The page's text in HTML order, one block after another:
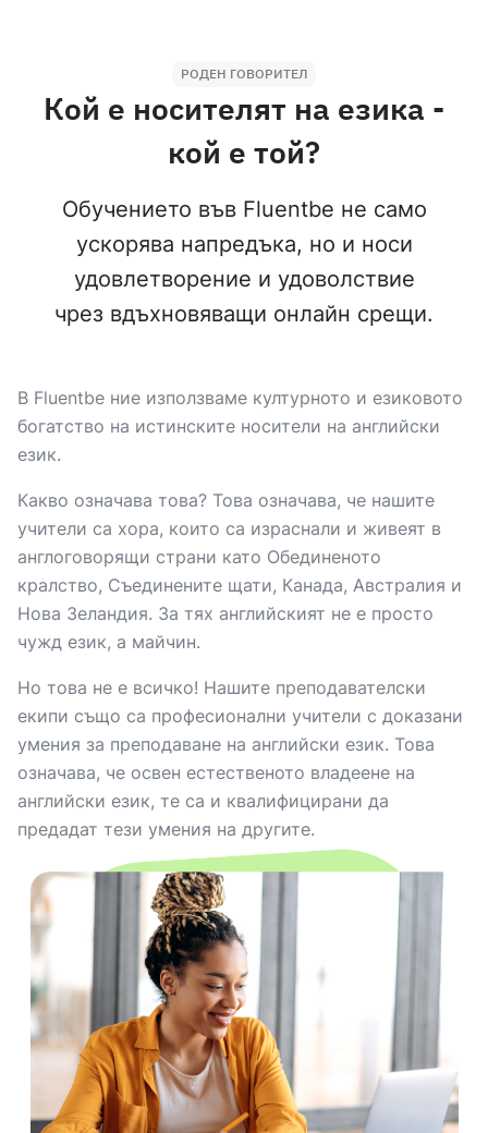
РОДЕН ГОВОРИТЕЛ
Кой е носителят на езика -
кой е той?
Обучението във Fluentbe не само
ускорява напредъка, но и носи
удовлетворение и удоволствие
чрез вдъхновяващи онлайн срещи.
В Fluentbe ние използваме културното и езиковото
богатство на истинските носители на английски
език.
Какво означава това? Това означава, че нашите
учители са хора, които са израснали и живеят в
англоговорящи страни като Обединеното
кралство, Съединените щати, Канада, Австралия и
Нова Зеландия. За тях английският не е просто
чужд език, а майчин.
Но това не е всичко! Нашите преподавателски
екипи също са професионални учители с доказани
умения за преподаване на английски език. Това
означава, че освен естественото владеене на
английски език, те са и квалифицирани да
предадат тези умения на другите.